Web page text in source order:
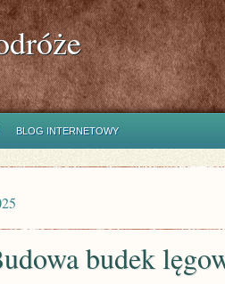
BLOG INTERNETOWY
budek